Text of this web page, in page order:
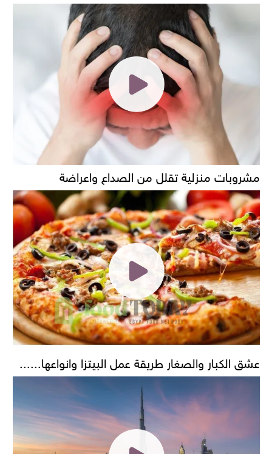
مشروبات منزلية تقلل من الصداع واعراضة
عشق الكبار والصغار طريقة عمل البيتزا وانواعها......